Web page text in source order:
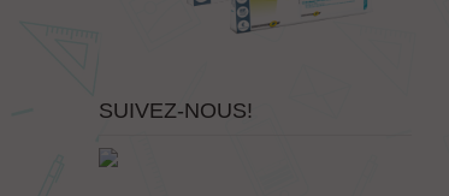
SUIVEZ-NOUS!